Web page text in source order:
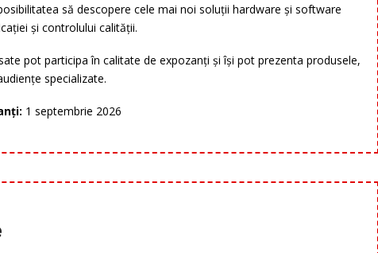
să descopere cele mai noi soluții hardware și software
și controlului calității.
pot participa în calitate de expozanți și își pot prezenta produsele,
specializate.
1 septembrie 2026